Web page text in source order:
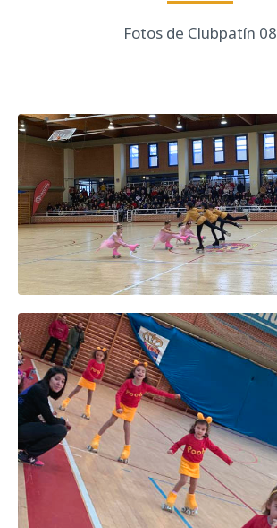
Fotos de Clubpatín 08